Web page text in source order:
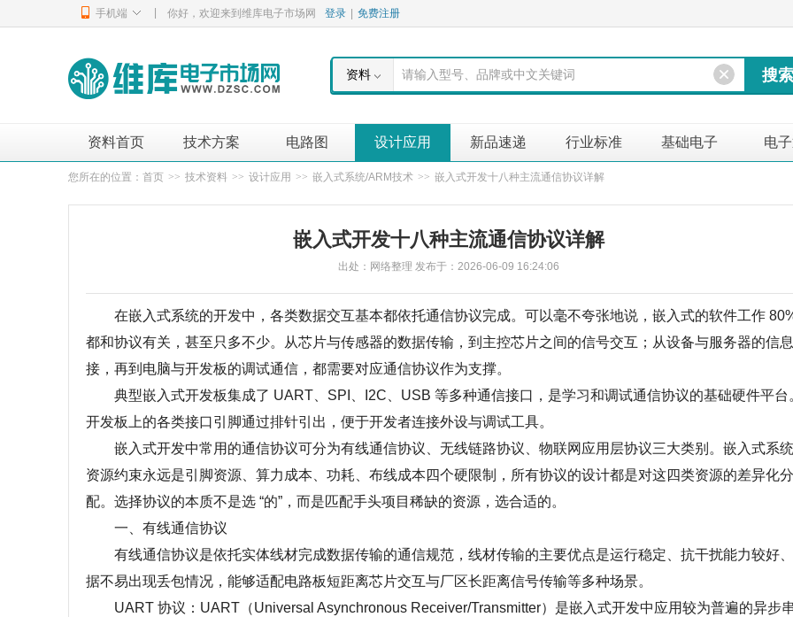
手机端 你好，欢迎来到维库电子市场网 登录 免费注册
资料
资料首页 技术方案 电路图 设计应用 新品速递 行业标准 基础电子 电
您所在的位置： 首页 >> 技术资料 >> 设计应用 >> 嵌入式系统/ARM技术 >> 嵌入式开发十八种主流通信协议详解
嵌入式开发十八种主流通信协议详解
出处：网络整理 发布于：2026-06-09 16:24:06
在嵌入式系统的开发中，各类数据交互基本都依托通信协议完成。可以毫不夸张地说，嵌入式的软件工作
都和协议有关，甚至只多不少。从芯片与传感器的数据传输，到主控芯片之间的信号交互；从设备与服务器的信
接，再到电脑与开发板的调试通信，都需要对应通信协议作为支撑。
典型嵌入式开发板集成了 UART、SPI、I2C、USB 等多种通信接口，是学习和调试通信协议的基础硬件平台
开发板上的各类接口引脚通过排针引出，便于开发者连接外设与调试工具。
嵌入式开发中常用的通信协议可分为有线通信协议、无线链路协议、物联网应用层协议三大类别。嵌入式系
资源约束永远是引脚资源、算力成本、功耗、布线成本四个硬限制，所有协议的设计都是对这四类资源的差异化分
配。选择协议的本质不是选 “的”，而是匹配手头项目稀缺的资源，选合适的。
一、有线通信协议
有线通信协议是依托实体线材完成数据传输的通信规范，线材传输的主要优点是运行稳定、抗干扰能力较好
据不易出现丢包情况，能够适配电路板短距离芯片交互与厂区长距离信号传输等多种场景。
UART 协议：UART（Universal Asynchronous Receiver/Transmitter）是嵌入式开发中应用较为普遍的异步